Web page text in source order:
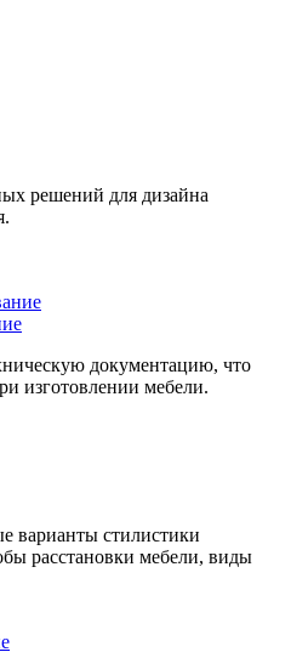
решений для дизайна
документацию, что
изготовлении мебели.
варианты стилистики
расстановки мебели, виды